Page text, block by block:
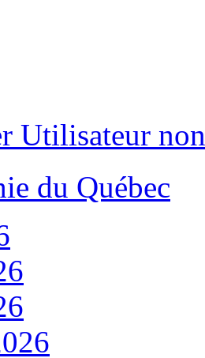
Utilisateur
du Québec